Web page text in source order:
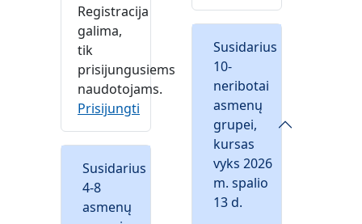
Registracija
galima,
tik
prisijungusiems
naudotojams.
Prisijungti
Susidarius
4-8
asmenų
Susidarius
10-
neribotai
asmenų
grupei,
kursas
vyks 2026
m. spalio
13 d.